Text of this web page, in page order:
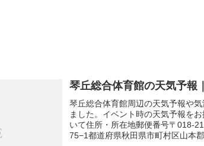
琴丘総合体育館の天気予報
琴丘総合体育館周辺の天気予報や
ました。イベント時の天気予報を
いて住所・所在地郵便番号〒018-
75−1都道府県秋田県市町村区山本